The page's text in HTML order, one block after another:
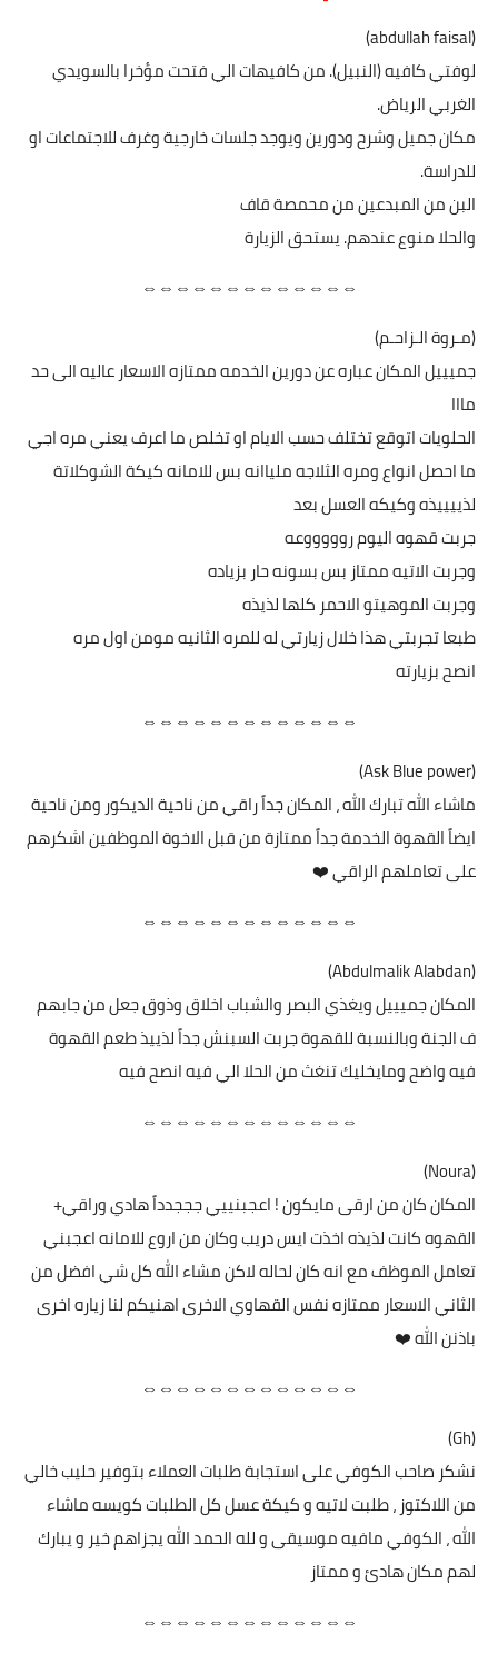
(abdullah faisal)
لوفتي كافيه (النبيل). من كافيهات الي فتحت مؤخرا بالسويدي
الغربي الرياض.
‏مكان جميل وشرح ودورين ويوجد جلسات خارجية وغرف للاجتماعات او
للدراسة.
‏البن من المبدعين من محمصة ⁦‪قاف
والحلا منوع عندهم. يستحق الزيارة
⇔⇔⇔⇔⇔⇔⇔⇔⇔⇔⇔⇔⇔
(مـروة الـزاحـم)
جميييل المكان عباره عن دورين الخدمه ممتازه الاسعار عاليه الى حد
مااا
الحلويات اتوقع تختلف حسب الايام او تخلص ما اعرف يعني مره اجي
ما احصل انواع ومره الثلاجه ملياانه بس للامانه كيكة الشوكلاتة
لذييييذه وكيكه العسل بعد
جربت قهوه اليوم روووووعه
وجربت الاتيه ممتاز بس بسونه حار بزياده
وجربت الموهيتو الاحمر كلها لذيذه
طبعا تجربتي هذا خلال زيارتي له للمره الثانيه مومن اول مره
انصح بزيارته
⇔⇔⇔⇔⇔⇔⇔⇔⇔⇔⇔⇔⇔
(Ask Blue power)
ماشاء الله تبارك الله ، المكان جداً راقي من ناحية الديكور ومن ناحية
ايضاً القهوة الخدمة جداً ممتازة من قبل الاخوة الموظفين اشكرهم
على تعاملهم الراقي ❤️
⇔⇔⇔⇔⇔⇔⇔⇔⇔⇔⇔⇔⇔
(Abdulmalik Alabdan)
المكان جميييل ويغذي البصر والشباب اخلاق وذوق جعل من جابهم
ف الجنة وبالنسبة للقهوة جربت السبنش جداً لذييذ طعم القهوة
فيه واضح ومايخليك تنغث من الحلا الي فيه انصح فيه
⇔⇔⇔⇔⇔⇔⇔⇔⇔⇔⇔⇔⇔
(Noura)
المكان كان من ارقى مايكون ! اعجبنييي جججدداً هادي وراقي+
القهوه كانت لذيذه اخذت ايس دريب وكان من اروع للامانه اعجبني
تعامل الموظف مع انه كان لحاله لاكن مشاء الله كل شي افضل من
الثاني الاسعار ممتازه نفس القهاوي الاخرى اهنيكم لنا زياره اخرى
باذنن الله ❤️
⇔⇔⇔⇔⇔⇔⇔⇔⇔⇔⇔⇔⇔
(Gh)
نشكر صاحب الكوفي على استجابة طلبات العملاء بتوفير حليب خالي
من اللاكتوز ، طلبت لاتيه و كيكة عسل كل الطلبات كويسه ماشاء
الله ، الكوفي مافيه موسيقى و لله الحمد الله يجزاهم خير و يبارك
لهم مكان هادئ و ممتاز
⇔⇔⇔⇔⇔⇔⇔⇔⇔⇔⇔⇔⇔